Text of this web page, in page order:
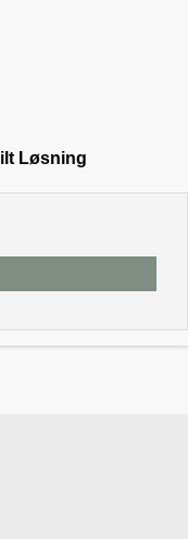
Løsning